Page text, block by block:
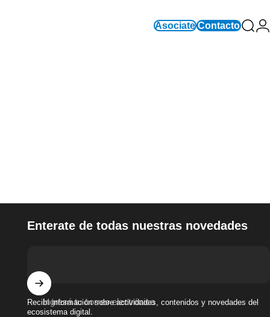
Asociate Contacto
Enterate de todas nuestras novedades
Ingresá tu correo electrónico
Recibí información sobre actividades, contenidos y novedades del
ecosistema digital.